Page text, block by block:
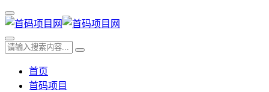
首页
首码项目